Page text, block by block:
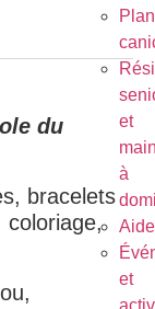
Plan
et
à
et
du
bracelets
coloriage,